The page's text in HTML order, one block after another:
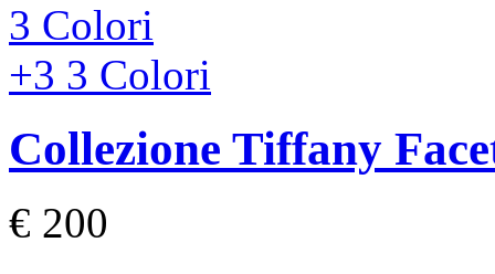
3 Colori
+3 3 Colori
Collezione Tiffany
€ 200